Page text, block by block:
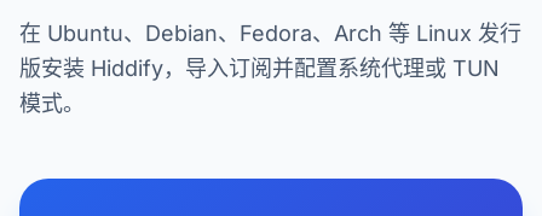
在 Ubuntu、Debian、Fedora、Arch 等 Linux 发行
版安装 Hiddify，导入订阅并配置系统代理或 TUN
模式。